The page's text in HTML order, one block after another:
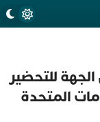
للتحضير
المتحدة